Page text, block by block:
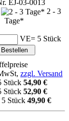
EJ-03-0013
2 - 3
Tage*
VE= 5 Stück
zzgl. Versand
Stück 54,90 €
Stück 52,90 €
Stück 49,90 €